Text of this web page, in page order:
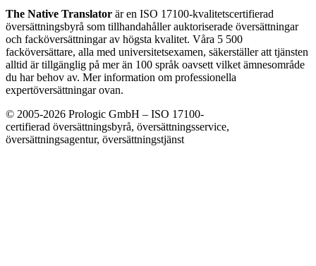
The Native Translator är en ISO 17100-kvalitetscertifierad
översättningsbyrå som tillhandahåller auktoriserade översättningar
och facköversättningar av högsta kvalitet. Våra 5 500
facköversättare, alla med universitetsexamen, säkerställer att tjänsten
alltid är tillgänglig på mer än 100 språk oavsett vilket ämnesområde
du har behov av. Mer information om professionella
expertöversättningar ovan.
© 2005-2026 Prologic GmbH – ISO 17100-
certifierad översättningsbyrå, översättningsservice,
översättningsagentur, översättningstjänst